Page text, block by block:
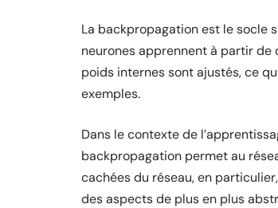
La backpropagation est le socle
neurones apprennent à partir de
poids internes sont ajustés, ce
exemples.
Dans le contexte de
backpropagation permet au
cachées du réseau, en
des aspects de plus en plus